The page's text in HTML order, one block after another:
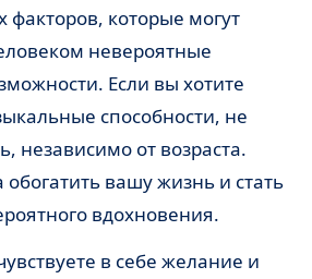
факторов, которые могут
невероятные
Если вы хотите
способности, не
независимо от возраста.
вашу жизнь и стать
вдохновения.
в себе желание и